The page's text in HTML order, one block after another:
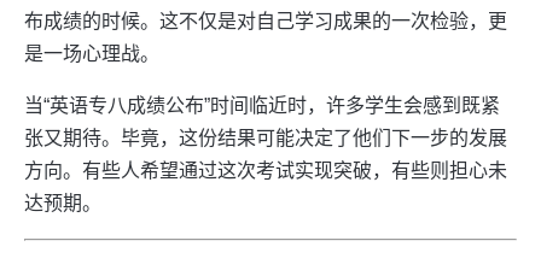
布成绩的时候。这不仅是对自己学习成果的一次检验，更
是一场心理战。
当“英语专八成绩公布”时间临近时，许多学生会感到既紧
张又期待。毕竟，这份结果可能决定了他们下一步的发展
方向。有些人希望通过这次考试实现突破，有些则担心未
达预期。